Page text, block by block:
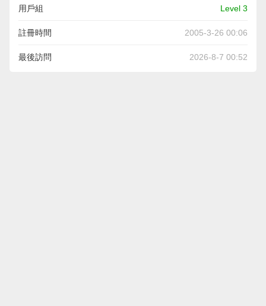
用戶組 Level 3
註冊時間 2005-3-26 00:06
最後訪問 2026-8-7 00:52